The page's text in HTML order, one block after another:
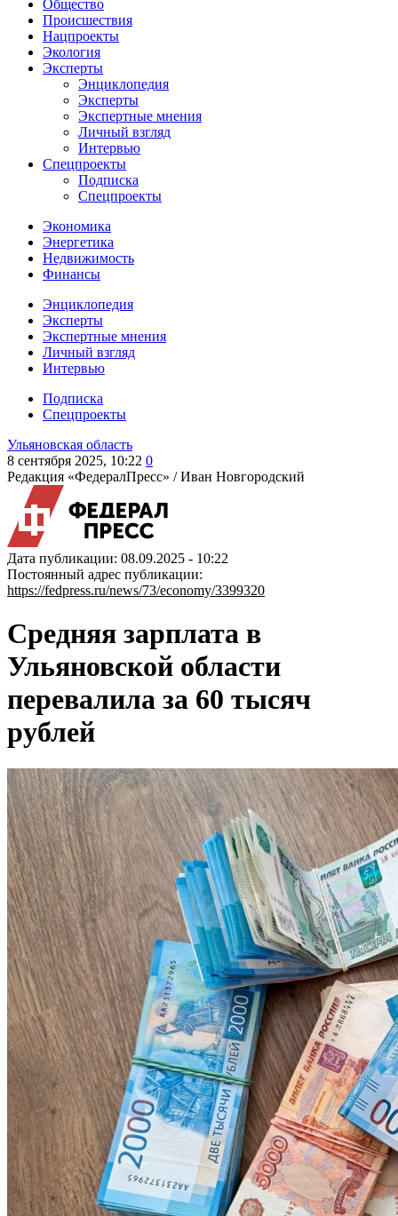
Общество
Происшествия
Нацпроекты
Экология
Эксперты
Энциклопедия
Эксперты
Экспертные мнения
Личный взгляд
Интервью
Спецпроекты
Подписка
Спецпроекты
Экономика
Энергетика
Недвижимость
Финансы
Энциклопедия
Эксперты
Экспертные мнения
Личный взгляд
Интервью
Подписка
Спецпроекты
Ульяновская область
8 сентября 2025, 10:22 0
Редакция «ФедералПресс» /Иван Новгородский
Дата публикации: 08.09.2025 - 10:22
Постоянный адрес публикации:
https://fedpress.ru/news/73/economy/3399320
Средняя зарплата в
Ульяновской области
перевалила за 60 тысяч
рублей